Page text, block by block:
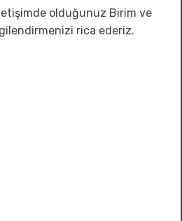
olduğunuz Birim ve
rica ederiz.